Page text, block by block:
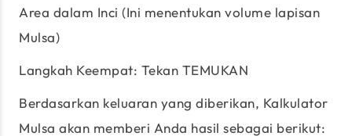
Area dalam Inci (Ini menentukan volume lapisan
Mulsa)
Langkah Keempat: Tekan TEMUKAN
Berdasarkan keluaran yang diberikan, Kalkulator
Mulsa akan memberi Anda hasil sebagai berikut: